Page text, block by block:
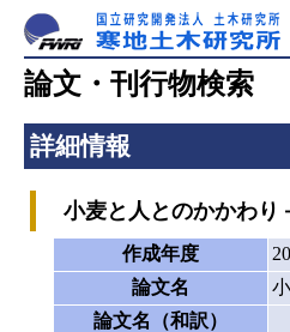
論文・刊行物検索
詳細情報
小麦と人とのかかわり
作成年度
論文名
論文名（和訳）